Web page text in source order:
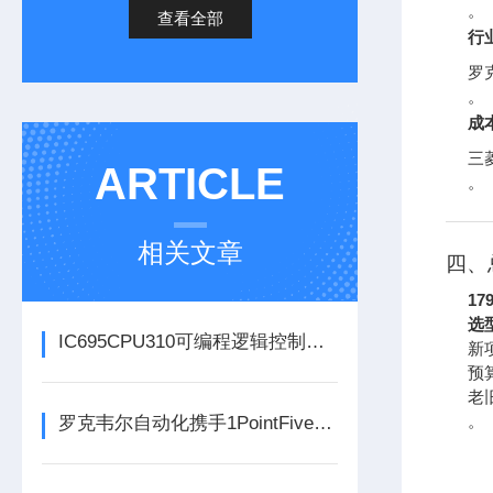
查看全部
ARTICLE
相关文章
IC695CPU310可编程逻辑控制器在各行业中具体应用分享
罗克韦尔自动化携手1PointFive 签署直接空气捕获碳去除信用协议
。
行
罗
。
成
三
。
四
选
新
预
老
。